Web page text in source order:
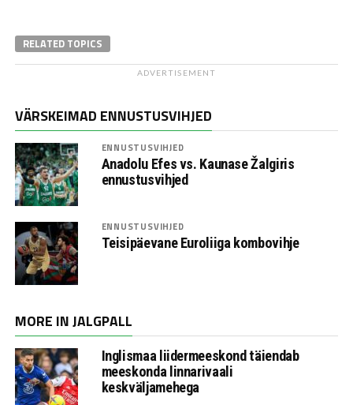
RELATED TOPICS
ADVERTISEMENT
VÄRSKEIMAD ENNUSTUSVIHJED
ENNUSTUSVIHJED
Anadolu Efes vs. Kaunase Žalgiris
ennustusvihjed
ENNUSTUSVIHJED
Teisipäevane Euroliiga kombovihje
MORE IN JALGPALL
Inglismaa liidermeeskond täiendab
meeskonda linnarivaali
keskväljamehega